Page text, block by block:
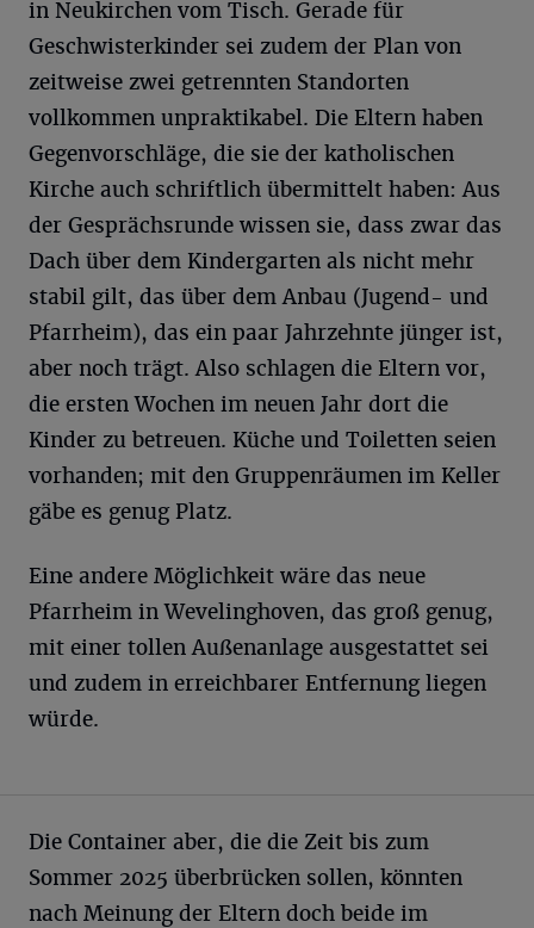
in Neukirchen vom Tisch. Gerade für
Geschwisterkinder sei zudem der Plan von
zeitweise zwei getrennten Standorten
vollkommen unpraktikabel. Die Eltern haben
Gegenvorschläge, die sie der katholischen
Kirche auch schriftlich übermittelt haben: Aus
der Gesprächsrunde wissen sie, dass zwar das
Dach über dem Kindergarten als nicht mehr
stabil gilt, das über dem Anbau (Jugend- und
Pfarrheim), das ein paar Jahrzehnte jünger ist,
aber noch trägt. Also schlagen die Eltern vor,
die ersten Wochen im neuen Jahr dort die
Kinder zu betreuen. Küche und Toiletten seien
vorhanden; mit den Gruppenräumen im Keller
gäbe es genug Platz.
Eine andere Möglichkeit wäre das neue
Pfarrheim in Wevelinghoven, das groß genug,
mit einer tollen Außenanlage ausgestattet sei
und zudem in erreichbarer Entfernung liegen
würde.
Die Container aber, die die Zeit bis zum
Sommer 2025 überbrücken sollen, könnten
nach Meinung der Eltern doch beide im